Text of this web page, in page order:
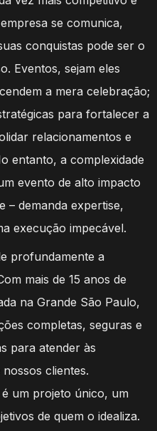
se comunica,
conquistas pode ser o
Eventos, sejam eles
a mera celebração;
para fortalecer a
relacionamentos e
entanto, a complexidade
evento de alto impacto
– demanda expertise,
execução impecável.
profundamente a
mais de 15 anos de
na Grande São Paulo,
completas, seguras e
para atender às
clientes.
um projeto único, um
de quem o idealiza.